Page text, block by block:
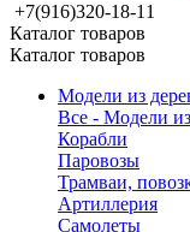
+7(916)320-18-11
Каталог товаров
Каталог товаров
Модели из
Все - Модели из
Корабли
Паровозы
Трамваи,
Артиллерия
Самолеты